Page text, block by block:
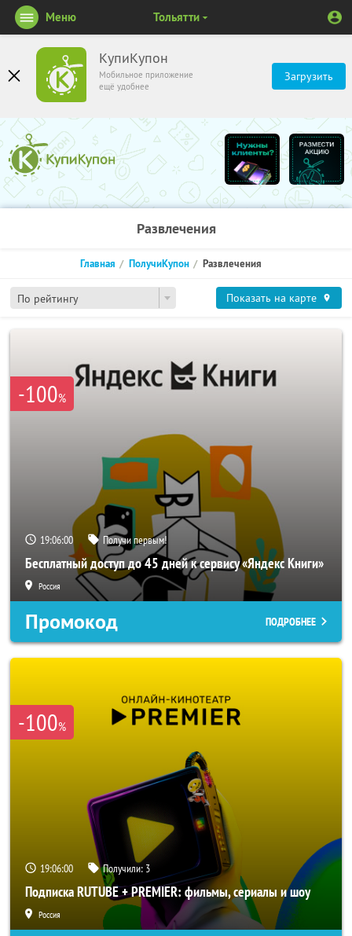
КупиКупон
Мобильное приложение
ещё удобнее
Загрузить
Меню Тольятти
Развлечения
По рейтингу
Главная ПолучиКупон Развлечения
Показать на карте
-100%
19:05:59 Получи первым!
Бесплатный доступ до 45 дней к сервису «Яндекс Книги»
Россия
Промокод ПОДРОБНЕЕ
-100%
19:05:59 Получили: 3
Подписка RUTUBE + PREMIER: фильмы, сериалы и шоу
Россия